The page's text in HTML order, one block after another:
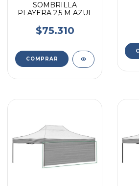
SOMBRILLA
PLAYERA 2,5 M AZUL
$75.310